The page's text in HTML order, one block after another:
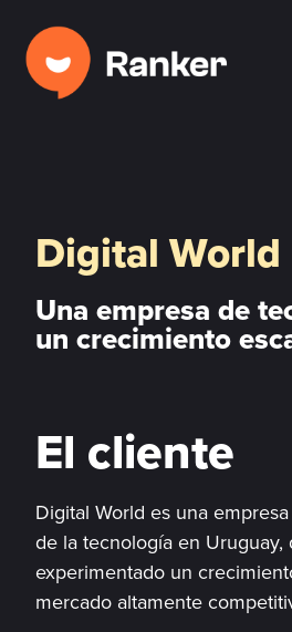
Digital World
Una empresa de
un crecimiento
El cliente
Digital World es una
de la tecnología en Uruguay,
experimentado un
mercado altamente